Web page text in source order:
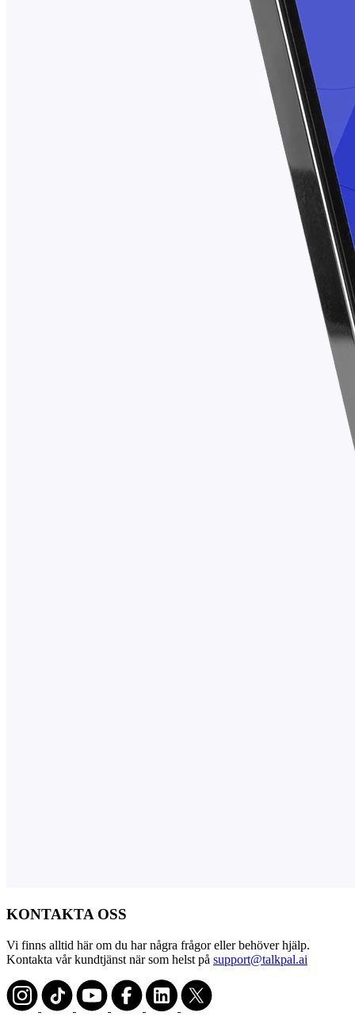
KONTAKTA OSS
Vi finns alltid här om du har några frågor eller behöver hjälp.
Kontakta vår kundtjänst när som helst på support@talkpal.ai